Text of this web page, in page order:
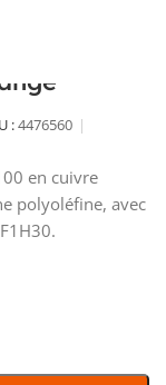
:4476560
en cuivre
polyoléfine, avec